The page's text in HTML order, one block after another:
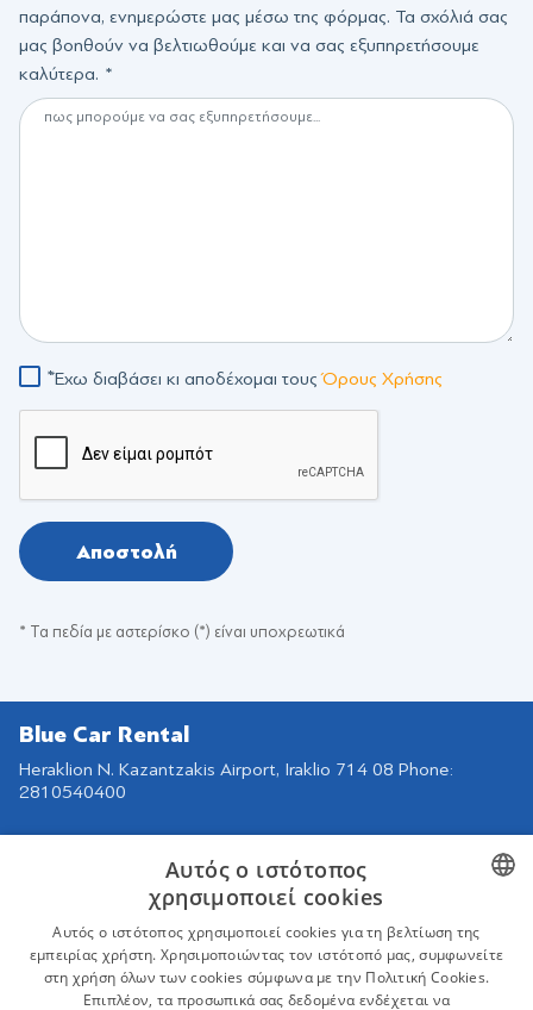
παράπονα, ενημερώστε μας μέσω της φόρμας. Τα σχόλιά σας
μας βοηθούν να βελτιωθούμε και να σας εξυπηρετήσουμε
καλύτερα.
Έχω διαβάσει κι αποδέχομαι τουςΌρους Χρήσης
Αποστολή
* Τα πεδία με αστερίσκο (*) είναι υποχρεωτικά
Blue Car Rental
Heraklion N. Kazantzakis Airport, Iraklio 714 08 Phone:
2810540400
EOT: 1039Ε81000217701
Πλοήγηση
Τα Αυτοκίνητά μας
Συμβόλαιο Ενοικίασης
Find us on GREEK
ENGLISH
Αυτός ο ιστότοπος
χρησιμοποιεί cookies
Αυτός ο ιστότοπος χρησιμοποιεί cookies για τη βελτίωση της
εμπειρίας χρήστη. Χρησιμοποιώντας τον ιστότοπό μας, συμφωνείτε
στη χρήση όλων των cookies σύμφωνα με την Πολιτική Cookies.
Επιπλέον, τα προσωπικά σας δεδομένα ενδέχεται να